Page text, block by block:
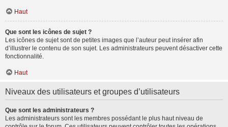
Haut
Que sont les icônes de sujet ?
Les icônes de sujet sont de petites images que l’auteur peut insérer afin
d’illustrer le contenu de son sujet. Les administrateurs peuvent désactiver cette
fonctionnalité.
Haut
Niveaux des utilisateurs et groupes d’utilisateurs
Que sont les administrateurs ?
Les administrateurs sont les membres possédant le plus haut niveau de